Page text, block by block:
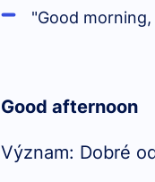
"Good
Good afternoon
Význam: Dobré